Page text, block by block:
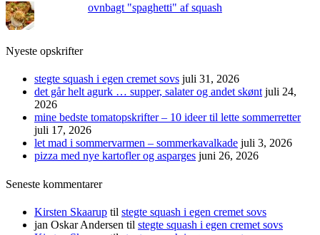
ovnbagt "spaghetti" af squash
Nyeste opskrifter
stegte squash i egen cremet sovs juli 31, 2026
det går helt agurk … supper, salater og andet skønt juli 24,
2026
mine bedste tomatopskrifter – 10 ideer til lette sommerretter
juli 17, 2026
let mad i sommervarmen – sommerkavalkade juli 3, 2026
pizza med nye kartofler og asparges juni 26, 2026
Seneste kommentarer
Kirsten Skaarup til stegte squash i egen cremet sovs
jan Oskar Andersen til stegte squash i egen cremet sovs